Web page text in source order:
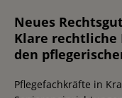
Neues
Klare rechtliche
den
Pflegefachkräfte in